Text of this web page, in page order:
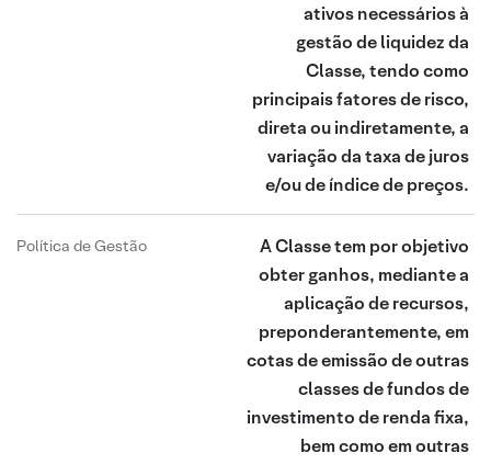
ativos necessários à
gestão de liquidez da
Classe, tendo como
principais fatores de risco,
direta ou indiretamente, a
variação da taxa de juros
e/ou de índice de preços.
Política de Gestão
A Classe tem por objetivo
obter ganhos, mediante a
aplicação de recursos,
preponderantemente, em
cotas de emissão de outras
classes de fundos de
investimento de renda fixa,
bem como em outras